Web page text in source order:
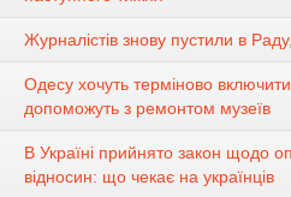
Журналістів знову пустили в
Одесу хочуть терміново
допоможуть з ремонтом музеїв
В Україні прийнято закон щодо
відносин: що чекає на українців